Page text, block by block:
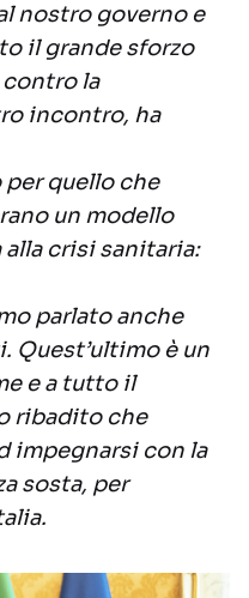
nostro governo e
il grande sforzo
la
incontro, ha
per quello che
un modello
crisi sanitaria:
parlato anche
Quest’ultimo è un
e a tutto il
ribadito che
impegnarsi con la
sosta, per